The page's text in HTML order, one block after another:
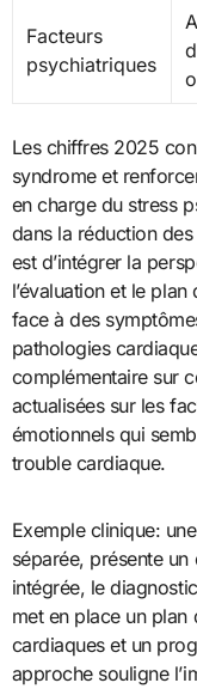
Facteurs
psychiatriques
Les chiffres 2025
syndrome et
en charge du stress
dans la réduction
est d’intégrer la
l’évaluation et le
face à des
pathologies
complémentaire sur
actualisées sur les
émotionnels qui
trouble cardiaque.
Exemple clinique:
séparée, présente
intégrée, le
met en place un
cardiaques et un
approche souligne